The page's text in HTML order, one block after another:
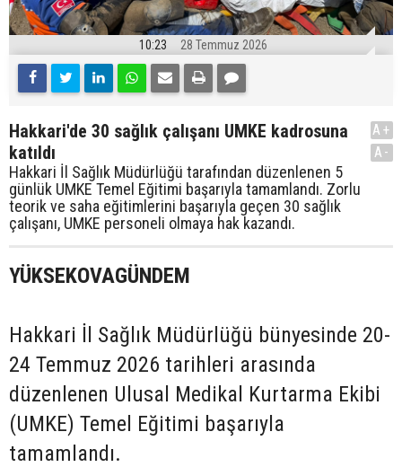
10:23 28 Temmuz 2026
Hakkari'de 30 sağlık çalışanı UMKE kadrosuna
katıldı
Hakkari İl Sağlık Müdürlüğü tarafından düzenlenen 5
günlük UMKE Temel Eğitimi başarıyla tamamlandı. Zorlu
teorik ve saha eğitimlerini başarıyla geçen 30 sağlık
çalışanı, UMKE personeli olmaya hak kazandı.
A+
A-
YÜKSEKOVAGÜNDEM
Hakkari İl Sağlık Müdürlüğü bünyesinde 20-
24 Temmuz 2026 tarihleri arasında
düzenlenen Ulusal Medikal Kurtarma Ekibi
(UMKE) Temel Eğitimi başarıyla
tamamlandı.